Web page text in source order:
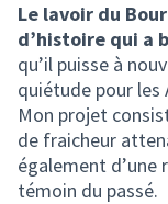
Le lavoir du
d’histoire qui a
qu’il puisse à
quiétude pour les
Mon projet
de fraicheur
également d’une
témoin du passé.